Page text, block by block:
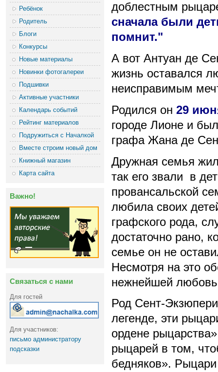
Ребёнок
Родитель
Блоги
Конкурсы
Новые материалы
Новинки фотогалереи
Подшивки
Активные участники
Календарь событий
Рейтинг материалов
Подружиться с Началкой
Вместе строим новый дом
Книжный магазин
Карта сайта
Важно!
Связаться с нами
Для гостей
Для участников:
письмо администратору
подсказки
доблестным
сначала были
помнит."
А вот Антуан де
жизнь оставался
неисправимым
Родился он 29
городе Лионе и
графа Жана де
Дружная семья
так его звали в
провансальской
любила своих
графского рода,
достаточно рано,
семье он не
Несмотря на это
нежнейшей
Род Сент-
легенде, эти
ордене
рыцарей в том,
бедняков». Рыцари